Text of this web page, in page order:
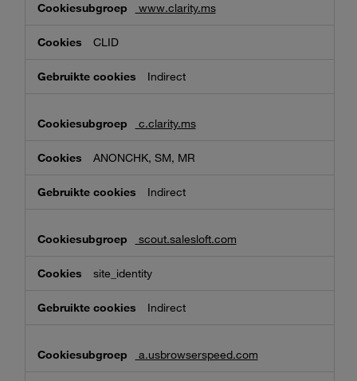
www.clarity.ms
CLID
Indirect
c.clarity.ms
ANONCHK, SM, MR
Indirect
scout.salesloft.com
site_identity
Indirect
a.usbrowserspeed.com